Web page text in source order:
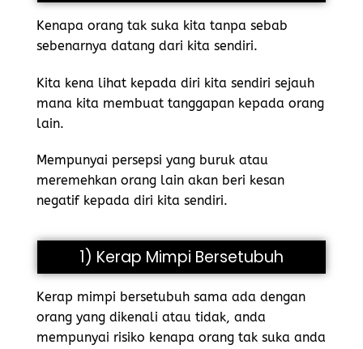
Kenapa orang tak suka kita tanpa sebab
sebenarnya datang dari kita sendiri.
Kita kena lihat kepada diri kita sendiri sejauh
mana kita membuat tanggapan kepada orang
lain.
Mempunyai persepsi yang buruk atau
meremehkan orang lain akan beri kesan
negatif kepada diri kita sendiri.
1) Kerap Mimpi Bersetubuh
Kerap mimpi bersetubuh sama ada dengan
orang yang dikenali atau tidak, anda
mempunyai risiko kenapa orang tak suka anda